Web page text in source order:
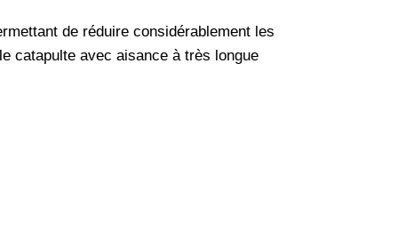
de réduire considérablement les
catapulte avec aisance à très longue